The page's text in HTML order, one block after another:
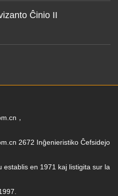
Ĉinio II
，
2672 Inĝenieristiko Ĉefsidejo
establis en 1971 kaj listigita sur la